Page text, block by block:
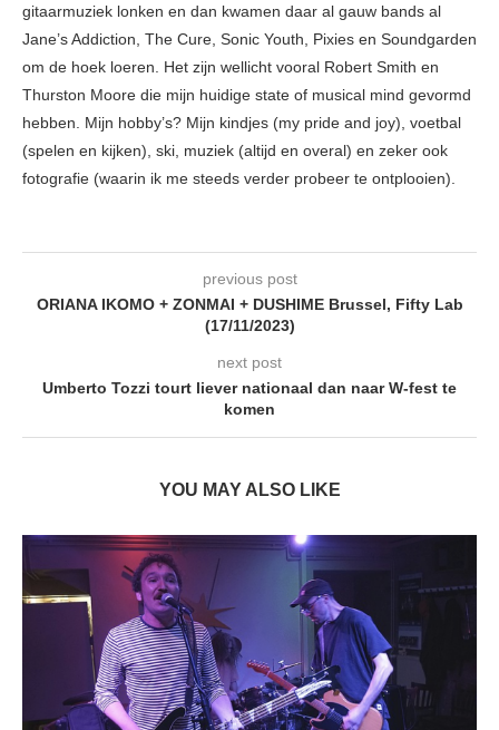
gitaarmuziek lonken en dan kwamen daar al gauw bands al
Jane’s Addiction, The Cure, Sonic Youth, Pixies en Soundgarden
om de hoek loeren. Het zijn wellicht vooral Robert Smith en
Thurston Moore die mijn huidige state of musical mind gevormd
hebben. Mijn hobby’s? Mijn kindjes (my pride and joy), voetbal
(spelen en kijken), ski, muziek (altijd en overal) en zeker ook
fotografie (waarin ik me steeds verder probeer te ontplooien).
previous post
ORIANA IKOMO + ZONMAI + DUSHIME Brussel, Fifty Lab
(17/11/2023)
next post
Umberto Tozzi tourt liever nationaal dan naar W-fest te
komen
YOU MAY ALSO LIKE